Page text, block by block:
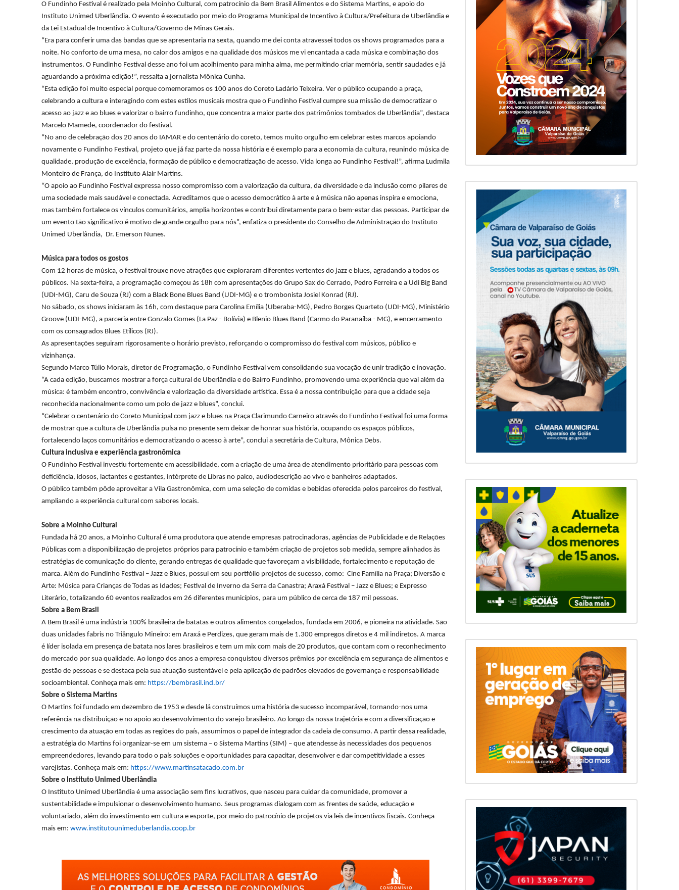
O Fundinho Festival é realizado pela Moinho Cultural, com patrocínio da Bem Brasil Alimentos e do Sistema Martins, e apoio do
Instituto Unimed Uberlândia. O evento é executado por meio do Programa Municipal de Incentivo à Cultura/Prefeitura de Uberlândia e
da Lei Estadual de Incentivo à Cultura/Governo de Minas Gerais.
“Era para conferir uma das bandas que se apresentaria na sexta, quando me dei conta atravessei todos os shows programados para a
noite. No conforto de uma mesa, no calor dos amigos e na qualidade dos músicos me vi encantada a cada música e combinação dos
instrumentos. O Fundinho Festival desse ano foi um acolhimento para minha alma, me permitindo criar memória, sentir saudades e já
aguardando a próxima edição!”, ressalta a jornalista Mônica Cunha.
“Esta edição foi muito especial porque comemoramos os 100 anos do Coreto Ladário Teixeira. Ver o público ocupando a praça,
celebrando a cultura e interagindo com estes estilos musicais mostra que o Fundinho Festival cumpre sua missão de democratizar o
acesso ao jazz e ao blues e valorizar o bairro fundinho, que concentra a maior parte dos patrimônios tombados de Uberlândia”, destaca
Marcelo Mamede, coordenador do festival.
“No ano de celebração dos 20 anos do IAMAR e do centenário do coreto, temos muito orgulho em celebrar estes marcos apoiando
novamente o Fundinho Festival, projeto que já faz parte da nossa história e é exemplo para a economia da cultura, reunindo música de
qualidade, produção de excelência, formação de público e democratização de acesso. Vida longa ao Fundinho Festival!”, afirma Ludmila
Monteiro de França, do Instituto Alair Martins.
“O apoio ao Fundinho Festival expressa nosso compromisso com a valorização da cultura, da diversidade e da inclusão como pilares de
uma sociedade mais saudável e conectada. Acreditamos que o acesso democrático à arte e à música não apenas inspira e emociona,
mas também fortalece os vínculos comunitários, amplia horizontes e contribui diretamente para o bem-estar das pessoas. Participar de
um evento tão significativo é motivo de grande orgulho para nós”, enfatiza o presidente do Conselho de Administração do Instituto
Unimed Uberlândia, Dr. Emerson Nunes.
Música para todos os gostos
Com 12 horas de música, o festival trouxe nove atrações que exploraram diferentes vertentes do jazz e blues, agradando a todos os
públicos. Na sexta-feira, a programação começou às 18h com apresentações do Grupo Sax do Cerrado, Pedro Ferreira e a Udi Big Band
(UDI-MG), Caru de Souza (RJ) com a Black Bone Blues Band (UDI-MG) e o trombonista Josiel Konrad (RJ).
No sábado, os shows iniciaram às 16h, com destaque para Carolina Emília (Uberaba-MG), Pedro Borges Quarteto (UDI-MG), Ministério
Groove (UDI-MG), a parceria entre Gonzalo Gomes (La Paz - Bolívia) e Blenio Blues Band (Carmo do Paranaíba - MG), e encerramento
com os consagrados Blues Etílicos (RJ).
As apresentações seguiram rigorosamente o horário previsto, reforçando o compromisso do festival com músicos, público e
vizinhança.
Segundo Marco Túlio Morais, diretor de Programação, o Fundinho Festival vem consolidando sua vocação de unir tradição e inovação.
“A cada edição, buscamos mostrar a força cultural de Uberlândia e do Bairro Fundinho, promovendo uma experiência que vai além da
música: é também encontro, convivência e valorização da diversidade artística. Essa é a nossa contribuição para que a cidade seja
reconhecida nacionalmente como um polo de jazz e blues”, conclui.
“Celebrar o centenário do Coreto Municipal com jazz e blues na Praça Clarimundo Carneiro através do Fundinho Festival foi uma forma
de mostrar que a cultura de Uberlândia pulsa no presente sem deixar de honrar sua história, ocupando os espaços públicos,
fortalecendo laços comunitários e democratizando o acesso à arte”, conclui a secretária de Cultura, Mônica Debs.
Cultura inclusiva e experiência gastronômica
O Fundinho Festival investiu fortemente em acessibilidade, com a criação de uma área de atendimento prioritário para pessoas com
deficiência, idosos, lactantes e gestantes, intérprete de Libras no palco, audiodescrição ao vivo e banheiros adaptados.
O público também pôde aproveitar a Vila Gastronômica, com uma seleção de comidas e bebidas oferecida pelos parceiros do festival,
ampliando a experiência cultural com sabores locais.
Sobre a Moinho Cultural
Fundada há 20 anos, a Moinho Cultural é uma produtora que atende empresas patrocinadoras, agências de Publicidade e de Relações
Públicas com a disponibilização de projetos próprios para patrocínio e também criação de projetos sob medida, sempre alinhados às
estratégias de comunicação do cliente, gerando entregas de qualidade que favoreçam a visibilidade, fortalecimento e reputação de
marca. Além do Fundinho Festival – Jazz e Blues, possui em seu portfólio projetos de sucesso, como: Cine Família na Praça; Diversão e
Arte: Música para Crianças de Todas as Idades; Festival de Inverno da Serra da Canastra; Araxá Festival – Jazz e Blues; e Expresso
Literário, totalizando 60 eventos realizados em 26 diferentes municípios, para um público de cerca de 187 mil pessoas.
Sobre a Bem Brasil
A Bem Brasil é uma indústria 100% brasileira de batatas e outros alimentos congelados, fundada em 2006, e pioneira na atividade. São
duas unidades fabris no Triângulo Mineiro: em Araxá e Perdizes, que geram mais de 1.300 empregos diretos e 4 mil indiretos. A marca
é líder isolada em presença de batata nos lares brasileiros e tem um mix com mais de 20 produtos, que contam com o reconhecimento
do mercado por sua qualidade. Ao longo dos anos a empresa conquistou diversos prêmios por excelência em segurança de alimentos e
gestão de pessoas e se destaca pela sua atuação sustentável e pela aplicação de padrões elevados de governança e responsabilidade
socioambiental. Conheça mais em: https://bembrasil.ind.br/
Sobre o Sistema Martins
O Martins foi fundado em dezembro de 1953 e desde lá construímos uma história de sucesso incomparável, tornando-nos uma
referência na distribuição e no apoio ao desenvolvimento do varejo brasileiro. Ao longo da nossa trajetória e com a diversificação e
crescimento da atuação em todas as regiões do país, assumimos o papel de integrador da cadeia de consumo. A partir dessa realidade,
a estratégia do Martins foi organizar-se em um sistema – o Sistema Martins (SIM) – que atendesse às necessidades dos pequenos
empreendedores, levando para todo o país soluções e oportunidades para capacitar, desenvolver e dar competitividade a esses
varejistas. Conheça mais em: https://www.martinsatacado.com.br
Sobre o Instituto Unimed Uberlândia
O Instituto Unimed Uberlândia é uma associação sem fins lucrativos, que nasceu para cuidar da comunidade, promover a
sustentabilidade e impulsionar o desenvolvimento humano. Seus programas dialogam com as frentes de saúde, educação e
voluntariado, além do investimento em cultura e esporte, por meio do patrocínio de projetos via leis de incentivos fiscais. Conheça
mais em: www.institutounimeduberlandia.coop.br